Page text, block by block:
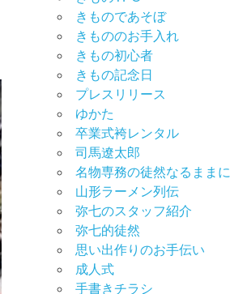
きものであそぼ
きもののお手入れ
きもの初心者
きもの記念日
プレスリリース
ゆかた
卒業式袴レンタル
司馬遼太郎
名物専務の徒然なるままに
山形ラーメン列伝
弥七のスタッフ紹介
弥七的徒然
思い出作りのお手伝い
成人式
手書きチラシ